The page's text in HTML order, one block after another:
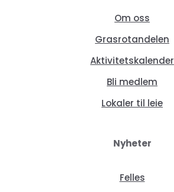
Om oss
Grasrotandelen
Aktivitetskalender
Bli medlem
Lokaler til leie
Nyheter
Felles